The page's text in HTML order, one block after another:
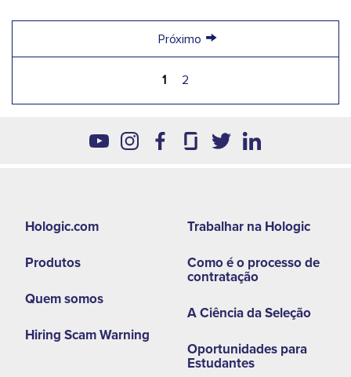
1 2
Próximo →
Hologic.com
Produtos
Quem somos
Hiring Scam Warning
second
menu
-
Trabalhar na Hologic
Como é o processo de
contratação
A Ciência da Seleção
Oportunidades para
Estudantes